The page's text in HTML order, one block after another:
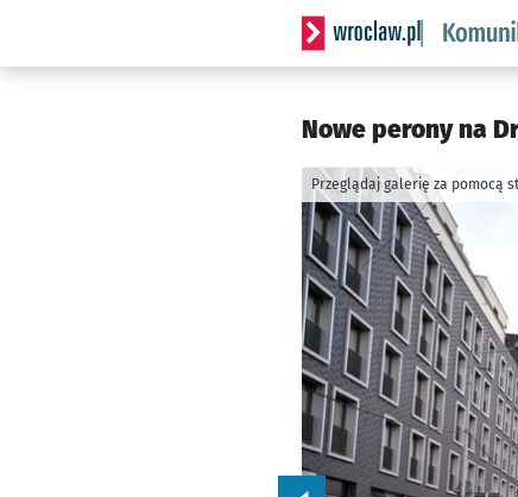
Serwis informacyjny
Nowe perony na
Przeglądaj galerię za pomocą